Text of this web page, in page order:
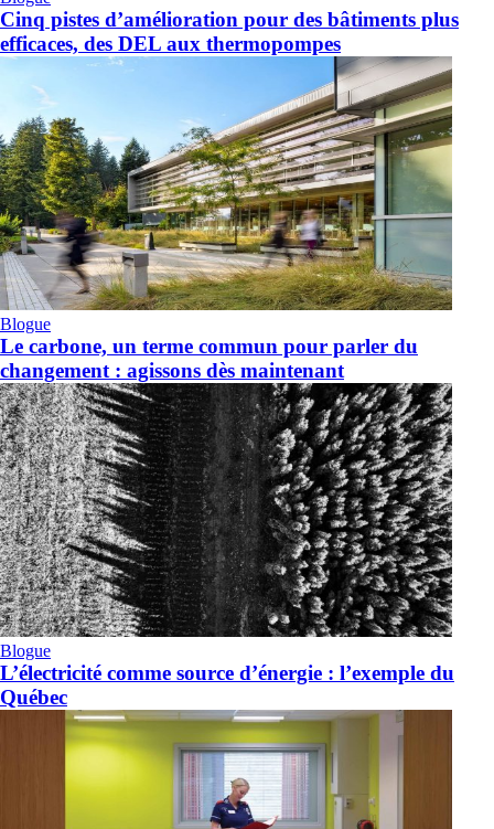
Cinq pistes d’amélioration pour des bâtiments plus
efficaces, des DEL aux thermopompes
Blogue
Le carbone, un terme commun pour parler du
changement : agissons dès maintenant
Blogue
L’électricité comme source d’énergie : l’exemple du
Québec